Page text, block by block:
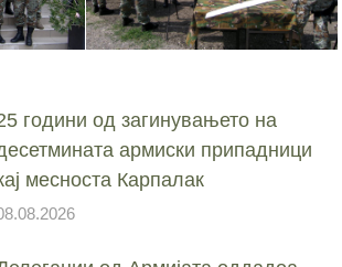
години од загинувањето на
армиски припадници
месноста Карпалак